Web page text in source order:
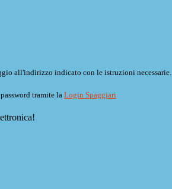
all'indirizzo indicato con le istruzioni necessarie.
tramite la Login Spaggiari